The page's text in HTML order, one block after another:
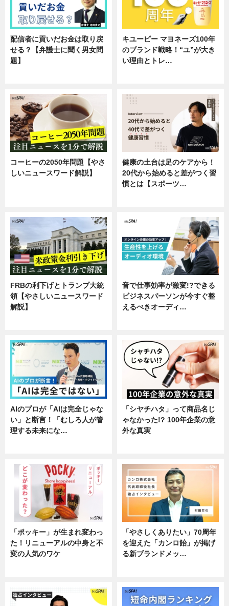
配信者に貢いだお金は取り戻
せる？【弁護士に聞く男女問
題】
キユーピー マヨネーズ100年
のブランド戦略！“ユ”が大き
い理由とトレ…
コーヒーの2050年問題【やさ
しいニュースワード解説】
健康の土台は足のケアから！
20代から始めると差がつく習
慣とは【スポーツ…
FRBの利下げとトランプ大統
領【やさしいニュースワード
解説】
音で仕事効率が激変!?できる
ビジネスパーソンが今すぐ整
えるべきオーディ…
AIのプロが「AIは完全じゃな
い」と断言！「むしろ人が管
理する未来にな…
「シヤチハタ」って商品名じ
ゃなかった!? 100年企業の意
外な真実
「ポッキー」が生まれ変わっ
た！リニューアルの中身と不
変の人気のワケ
「やさしくありたい」70周年
を迎えた「カンロ飴」が掲げ
る新ブランドメッ…